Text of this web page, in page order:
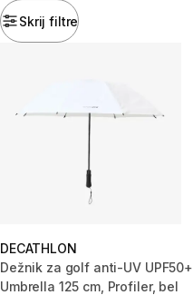
Skrij filtre
DECATHLON
Dežnik za golf anti-UV UPF50+
Umbrella 125 cm, Profiler, bel